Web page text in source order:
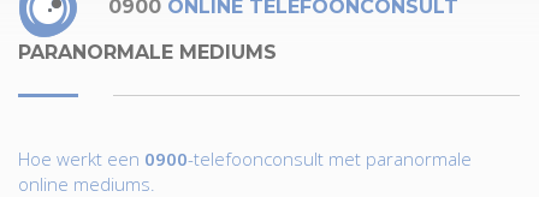
0900 ONLINE TELEFOONCONSULT
PARANORMALE MEDIUMS
Hoe werkt een 0900-telefoonconsult met paranormale
online mediums.